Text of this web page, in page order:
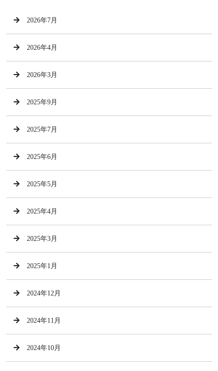
2026年7月
2026年4月
2026年3月
2025年9月
2025年7月
2025年6月
2025年5月
2025年4月
2025年3月
2025年1月
2024年12月
2024年11月
2024年10月